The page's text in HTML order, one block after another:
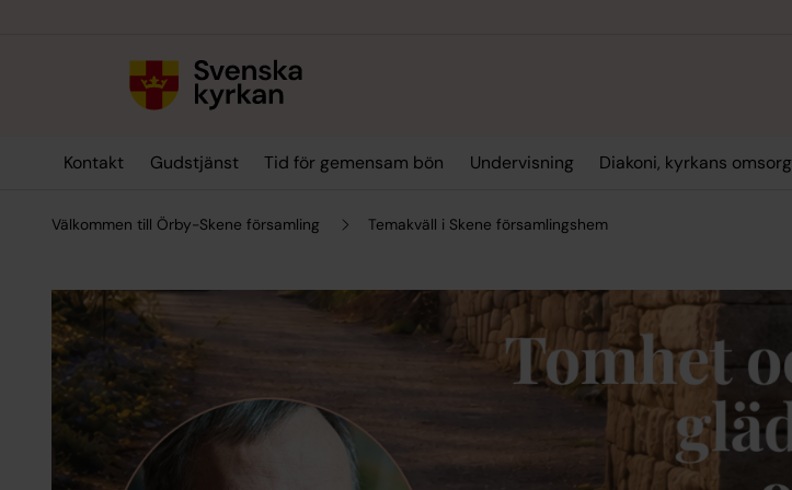
Kontakt Gudstjänst Tid för gemensam bön Undervisning Diakoni, kyrkans omsorg
Välkommen till Örby-Skene församling Temakväll i Skene församlingshem